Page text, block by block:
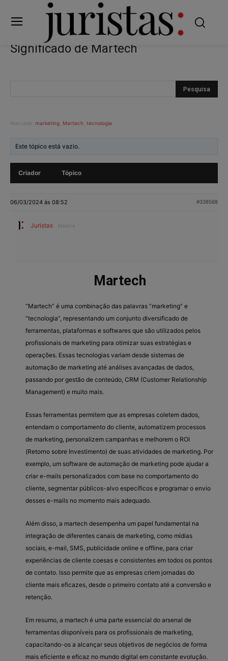
Significado de Martech
Marcado: marketing Martech tecnologia
Este tópico está vazio.
Criador Tópico
06/03/2024 às 08:52 #338568
Juristas Mestre
Martech
“Martech” é uma combinação das palavras “marketing” e
“tecnologia”, representando um conjunto diversificado de
ferramentas, plataformas e softwares que são utilizados pelos
profissionais de marketing para otimizar suas estratégias e
operações. Essas tecnologias variam desde sistemas de
automação de marketing até análises avançadas de dados,
passando por gestão de conteúdo, CRM (Customer Relationship
Management) e muito mais.
Essas ferramentas permitem que as empresas coletem dados,
entendam o comportamento do cliente, automatizem processos
de marketing, personalizem campanhas e melhorem o ROI
(Retorno sobre Investimento) de suas atividades de marketing. Por
exemplo, um software de automação de marketing pode ajudar a
criar e-mails personalizados com base no comportamento do
cliente, segmentar públicos-alvo específicos e programar o envio
desses e-mails no momento mais adequado.
Além disso, a martech desempenha um papel fundamental na
integração de diferentes canais de marketing, como mídias
sociais, e-mail, SMS, publicidade online e offline, para criar
experiências de cliente coesas e consistentes em todos os pontos
de contato. Isso permite que as empresas criem jornadas do
cliente mais eficazes, desde o primeiro contato até a conversão e
retenção.
Em resumo, a martech é uma parte essencial do arsenal de
ferramentas disponíveis para os profissionais de marketing,
capacitando-os a alcançar seus objetivos de negócios de forma
mais eficiente e eficaz no mundo digital em constante evolução.